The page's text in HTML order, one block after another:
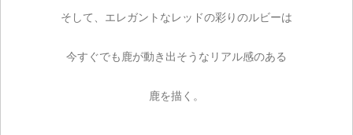
そして、エレガントなレッドの彩りのルビーは
今すぐでも鹿が動き出そうなリアル感のある
鹿を描く。